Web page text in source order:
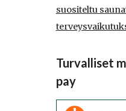
suositeltu
Turvalliset
pay